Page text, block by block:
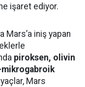
işaret ediyor.
Mars’a iniş yapan
piroksen, olivin
Mars